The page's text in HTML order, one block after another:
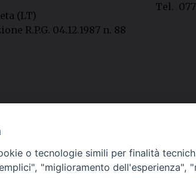
(LT)
R.P.G. 04.12.1987 n. 88
Tel.
o tecnologie simili per finalità
"miglioramento